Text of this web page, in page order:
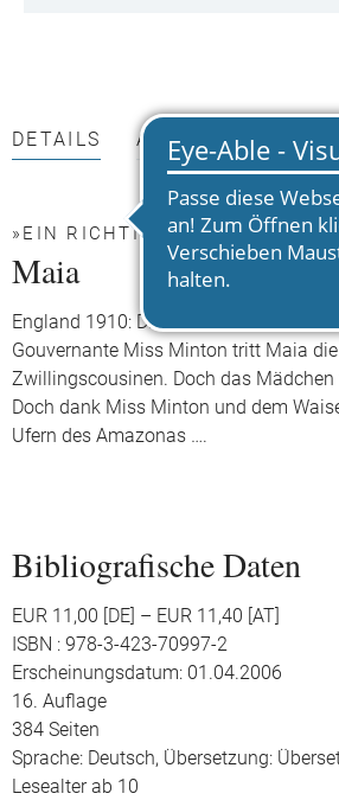
DETAILS AUTOR*INNEN
»EIN RICHTIGER SCHMÖKER
Maia
England 1910: Die elternlose Maia
Gouvernante Miss Minton tritt Maia
Zwillingscousinen. Doch das
Doch dank Miss Minton und dem
Ufern des Amazonas ….
Bibliografische Daten
EUR 11,00 [DE] – EUR 11,40 [AT]
ISBN : 978-3-423-70997-2
Erscheinungsdatum: 01.04.2006
16. Auflage
384 Seiten
Sprache: Deutsch, Übersetzung:
Lesealter ab 10